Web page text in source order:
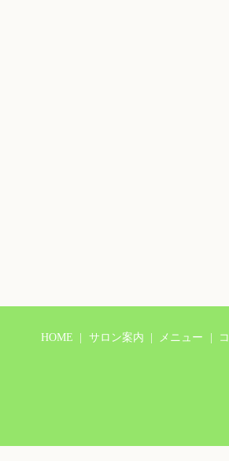
HOME サロン案内 メニュー